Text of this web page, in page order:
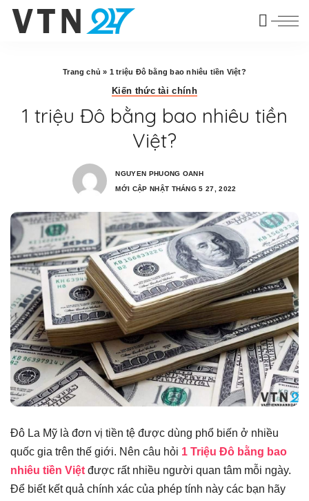
Trang chủ » 1 triệu Đô bằng bao nhiêu tiền Việt?
Kiến thức tài chính
1 triệu Đô bằng bao nhiêu tiền
Việt?
NGUYEN PHUONG OANH
MỚI CẬP NHẬT THÁNG 5 27, 2022
Đô La Mỹ là đơn vị tiền tệ được dùng phổ biến ở nhiều
quốc gia trên thế giới. Nên câu hỏi 1 Triệu Đô bằng bao
nhiêu tiền Việt được rất nhiều người quan tâm mỗi ngày.
Để biết kết quả chính xác của phép tính này các bạn hãy